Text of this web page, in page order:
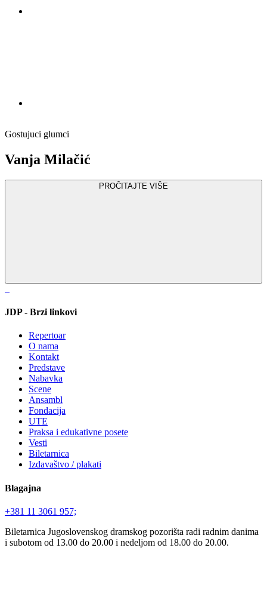
Gostujuci glumci
Vanja Milačić
PROČITAJTE VIŠE
JDP - Brzi linkovi
Repertoar
O nama
Kontakt
Predstave
Nabavka
Scene
Ansambl
Fondacija
UTE
Praksa i edukativne posete
Vesti
Biletarnica
Izdavaštvo / plakati
Blagajna
+381 11 3061 957;
Biletarnica Jugoslovenskog dramskog pozorišta radi radnim danima
i subotom od 13.00 do 20.00 i nedeljom od 18.00 do 20.00.